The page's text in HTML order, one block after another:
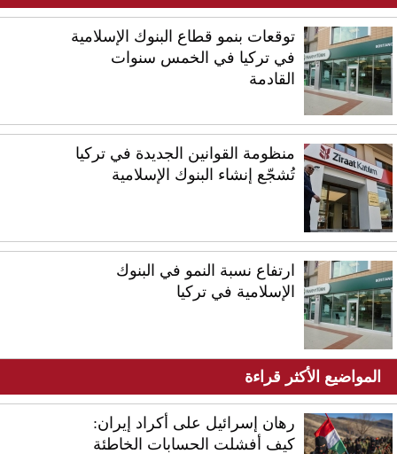
توقعات بنمو قطاع البنوك الإسلامية
في تركيا في الخمس سنوات
القادمة
منظومة القوانين الجديدة في تركيا
تُشجّع إنشاء البنوك الإسلامية
ارتفاع نسبة النمو في البنوك
الإسلامية في تركيا
المواضيع الأكثر قراءة
رهان إسرائيل على أكراد إيران:
كيف أفشلت الحسابات الخاطئة